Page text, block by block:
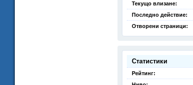
Текущо влизане:
Последно действие:
Отворени страници:
Статистики
Рейтинг: